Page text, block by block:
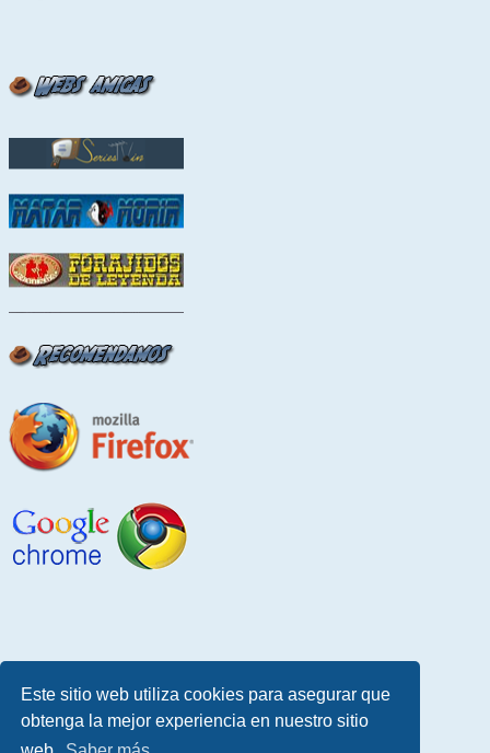
Este sitio web utiliza cookies para asegurar que
obtenga la mejor experiencia en nuestro sitio